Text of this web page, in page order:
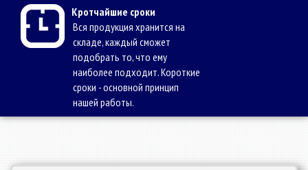
Кротчайшие сроки
Вся продукция хранится на
складе, каждый сможет
подобрать то, что ему
наиболее подходит. Короткие
сроки - основной принцип
нашей работы.